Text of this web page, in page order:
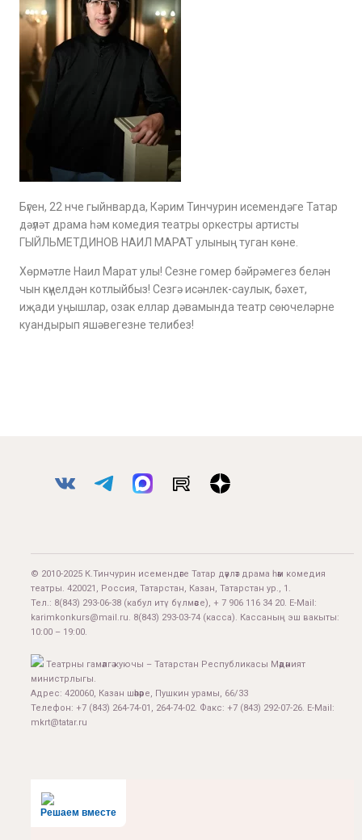
Бүген, 22 нче гыйнварда, Кәрим Тинчурин исемендәге Татар
дәүләт драма һәм комедия театры оркестры артисты
ГЫЙЛЬМЕТДИНОВ НАИЛ МАРАТ улының туган көне.
Хөрмәтле Наил Марат улы! Сезне гомер бәйрәмегез белән
чын күңелдән котлыйбыз! Сезгә исәнлек-саулык, бәхет,
иҗади уңышлар, озак еллар дәвамында театр сөючеләрне
куандырып яшәвегезне телибез!
© 2010-2025 К.Тинчурин исемендәге Татар дәүләт драма һәм комедия
театры. 420021, Россия, Татарстан, Казан, Татарстан ур., 1.
Тел.: 8(843) 293-06-38 (кабул итү бүлмәсе), + 7 906 116 34 20. E-Mail:
karimkonkurs@mail.ru. 8(843) 293-03-74 (касса). Кассаның эш вакыты:
10:00 – 19:00.
Театрны гамәлгә куючы – Татарстан Республикасы Мәдәният
министрлыгы.
Адрес: 420060, Казан шәһәре, Пушкин урамы, 66/33
Телефон: +7 (843) 264-74-01, 264-74-02. Факс: +7 (843) 292-07-26. E-Mail:
mkrt@tatar.ru
Решаем вместе